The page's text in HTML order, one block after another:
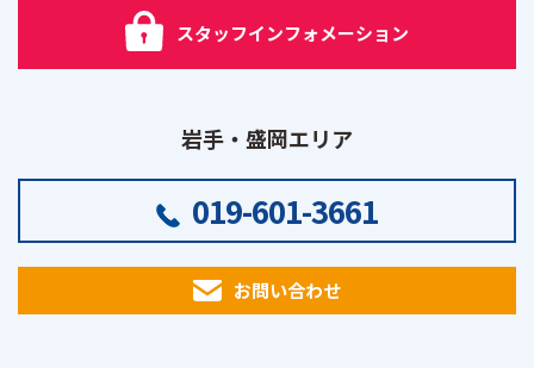
スタッフインフォメーション
岩手・盛岡エリア
019-601-3661
お問い合わせ